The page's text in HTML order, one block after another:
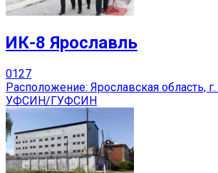
ИК-8 Ярославль
0127
Расположение: Ярославская область,
УФСИН/ГУФСИН